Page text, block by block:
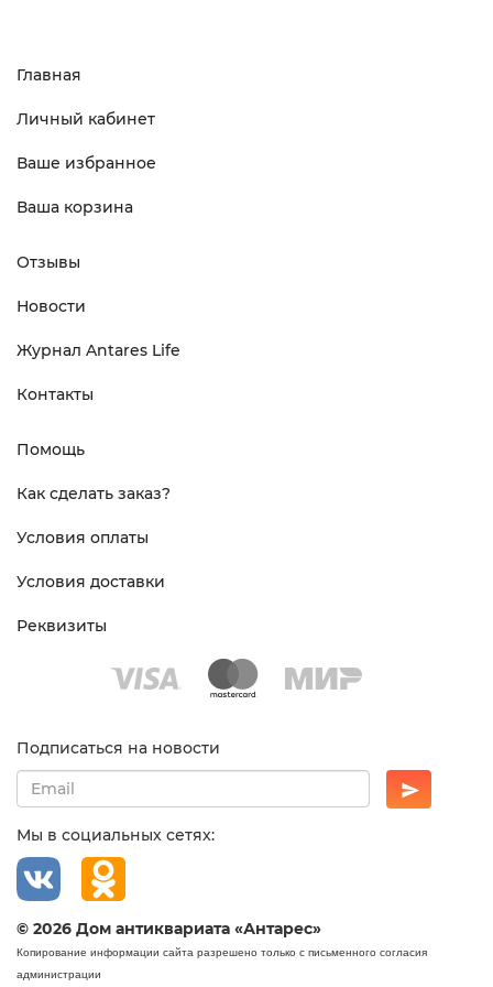
Главная
Личный кабинет
Ваше избранное
Ваша корзина
Отзывы
Новости
Журнал Antares Life
Контакты
Помощь
Как сделать заказ?
Условия оплаты
Условия доставки
Реквизиты
Подписаться на новости
Мы в социальных сетях:
© 2026 Дом антиквариата «Антарес»
Копирование информации сайта разрешено только с письменного согласия
администрации